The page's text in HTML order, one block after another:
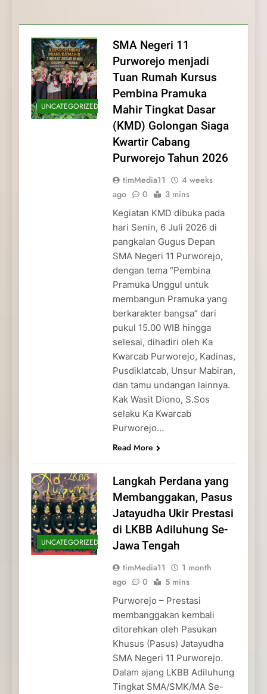
dan Pengabdian Generasi
Pramuka
Pramuka
Kepedulian
UNCATEGORIZED
SMA Negeri 11
Purworejo menjadi
Tuan Rumah Kursus
Pembina Pramuka
Mahir Tingkat Dasar
(KMD) Golongan Siaga
Kwartir Cabang
Purworejo Tahun 2026
timMedia11
4 weeks
ago
0 3 mins
Kegiatan KMD dibuka pada
hari Senin, 6 Juli 2026 di
pangkalan Gugus Depan
SMA Negeri 11 Purworejo,
dengan tema “Pembina
Pramuka Unggul untuk
membangun Pramuka yang
berkarakter bangsa” dari
pukul 15.00 WIB hingga
selesai, dihadiri oleh Ka
Kwarcab Purworejo, Kadinas,
Pusdiklatcab, Unsur Mabiran,
dan tamu undangan lainnya.
Kak Wasit Diono, S.Sos
selaku Ka Kwarcab
Purworejo…
Read More
UNCATEGORIZED
Langkah Perdana yang
Membanggakan, Pasus
Jatayudha Ukir Prestasi
di LKBB Adiluhung Se-
Jawa Tengah
timMedia11
1 month
ago
0 5 mins
Purworejo – Prestasi
membanggakan kembali
ditorehkan oleh Pasukan
Khusus (Pasus) Jatayudha
SMA Negeri 11 Purworejo.
Dalam ajang LKBB Adiluhung
Tingkat SMA/SMK/MA Se-